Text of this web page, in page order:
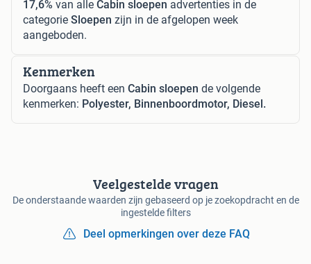
17,6% van alle Cabin sloepen advertenties in de
categorie Sloepen zijn in de afgelopen week
aangeboden.
Kenmerken
Doorgaans heeft een Cabin sloepen de volgende
kenmerken: Polyester, Binnenboordmotor, Diesel.
Veelgestelde vragen
De onderstaande waarden zijn gebaseerd op je zoekopdracht en de
ingestelde filters
Deel opmerkingen over deze FAQ